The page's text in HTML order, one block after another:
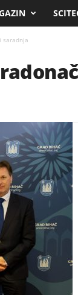
saradnja